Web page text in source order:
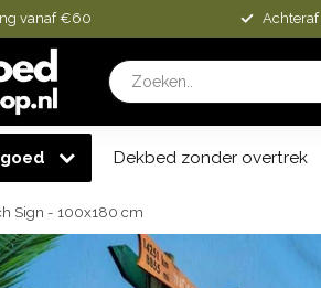
vanaf €60
Dekbed zonder overtrek
Sign - 100x180 cm